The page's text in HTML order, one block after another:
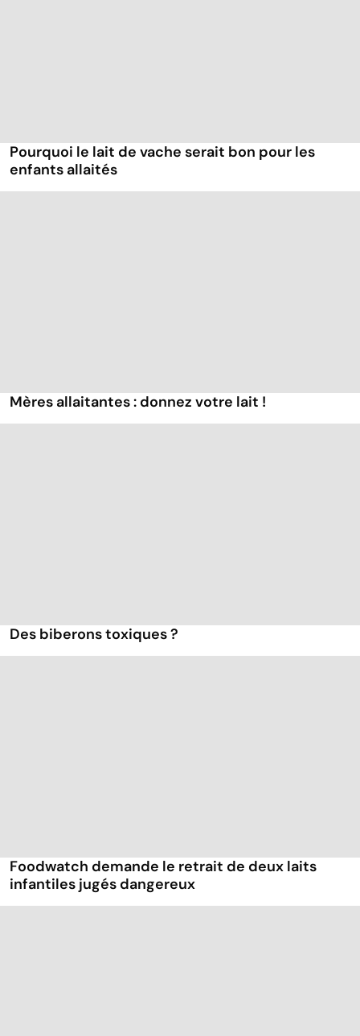
Pourquoi le lait de vache serait bon pour les
enfants allaités
Mères allaitantes : donnez votre lait !
Des biberons toxiques ?
Foodwatch demande le retrait de deux laits
infantiles jugés dangereux